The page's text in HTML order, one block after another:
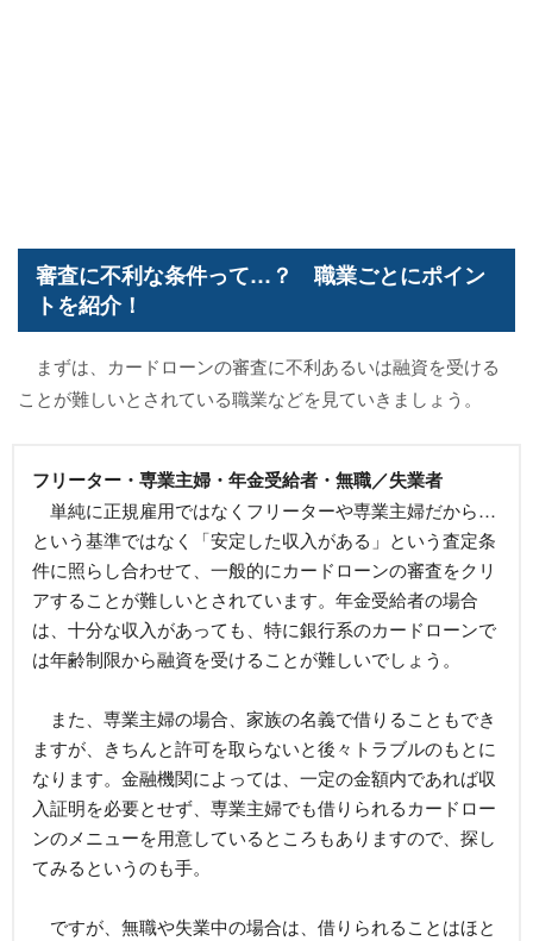
審査に不利な条件って…？ 職業ごとにポイン
トを紹介！
まずは、カードローンの審査に不利あるいは融資を受ける
ことが難しいとされている職業などを見ていきましょう。
フリーター・専業主婦・年金受給者・無職／失業者
単純に正規雇用ではなくフリーターや専業主婦だから…
という基準ではなく「安定した収入がある」という査定条
件に照らし合わせて、一般的にカードローンの審査をクリ
アすることが難しいとされています。年金受給者の場合
は、十分な収入があっても、特に銀行系のカードローンで
は年齢制限から融資を受けることが難しいでしょう。
また、専業主婦の場合、家族の名義で借りることもでき
ますが、きちんと許可を取らないと後々トラブルのもとに
なります。金融機関によっては、一定の金額内であれば収
入証明を必要とせず、専業主婦でも借りられるカードロー
ンのメニューを用意しているところもありますので、探し
てみるというのも手。
ですが、無職や失業中の場合は、借りられることはほと